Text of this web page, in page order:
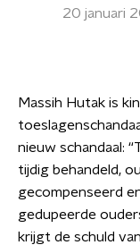
20 januari
Massih Hutak is
nieuw schandaal:
tijdig behandeld,
gecompenseerd
gedupeerde
krijgt de schuld